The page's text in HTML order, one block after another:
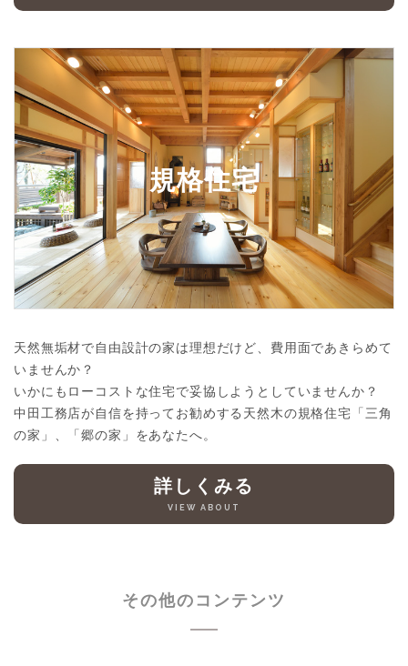
規格住宅
天然無垢材で自由設計の家は理想だけど、費用面であきらめて
いませんか？
いかにもローコストな住宅で妥協しようとしていませんか？
中田工務店が自信を持ってお勧めする天然木の規格住宅「三角
の家」、「郷の家」をあなたへ。
詳しくみる
VIEW ABOUT
その他のコンテンツ